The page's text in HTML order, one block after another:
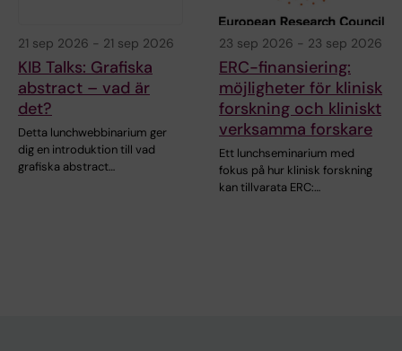
21 sep 2026 - 21 sep 2026
KIB Talks: Grafiska
abstract – vad är
det?
Detta lunchwebbinarium ger
dig en introduktion till vad
grafiska abstract…
23 sep 2026 - 23 sep 2026
ERC-finansiering:
möjligheter för klinisk
forskning och kliniskt
verksamma forskare
Ett lunchseminarium med
fokus på hur klinisk forskning
kan tillvarata ERC:…